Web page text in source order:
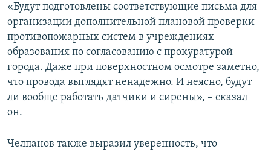
УКРАИНСКАЯ ПРОБЛЕМА КРЫМА
Все сайты RFE/RL
«Будут подготовлены соответствующие письма для
организации дополнительной плановой проверки
противопожарных систем в учреждениях
образования по согласованию с прокуратурой
города. Даже при поверхностном осмотре заметно,
что провода выглядят ненадежно. И неясно, будут
ли вообще работать датчики и сирены», – сказал
он.
Челпанов также выразил уверенность, что